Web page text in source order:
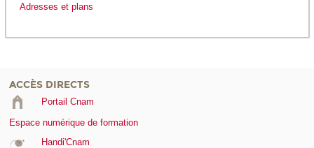
Adresses et plans
ACCÈS DIRECTS
Portail Cnam
Espace numérique de formation
Handi'Cnam